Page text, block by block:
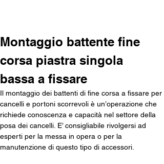
Montaggio battente fine
corsa piastra singola
bassa a fissare
Il montaggio dei battenti di fine corsa a fissare per
cancelli e portoni scorrevoli è un’operazione che
richiede conoscenza e capacità nel settore della
posa dei cancelli. E’ consigliabile rivolgersi ad
esperti per la messa in opera o per la
manutenzione di questo tipo di accessori.